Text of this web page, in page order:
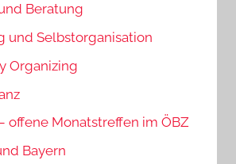
Beratung
und Selbstorganisation
Organizing
offene Monatstreffen im ÖBZ
Bayern